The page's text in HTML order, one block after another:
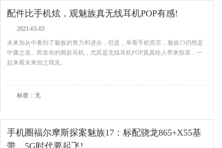
配件比手机炫，观魅族真无线耳机POP有感!
2021-03-03
未来加从中看到了魅族的努力和进步，但是，单看手机而言，魅族15仍然是
中庸之道。而发布的两款耳机，尤其是无线耳机POP真真给人带来惊喜，一
起来看未来加之我见。
标签：无
手机圈福尔摩斯探案魅族17：标配骁龙865+X55基
带，5G时代要起飞!